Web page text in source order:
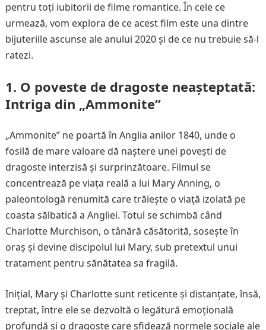
pentru toți iubitorii de filme romantice. În cele ce
urmează, vom explora de ce acest film este una dintre
bijuteriile ascunse ale anului 2020 și de ce nu trebuie să-l
ratezi.
1. O poveste de dragoste neașteptată:
Intriga din „Ammonite”
„Ammonite” ne poartă în Anglia anilor 1840, unde o
fosilă de mare valoare dă naștere unei povești de
dragoste interzisă și surprinzătoare. Filmul se
concentrează pe viața reală a lui Mary Anning, o
paleontologă renumită care trăiește o viață izolată pe
coasta sălbatică a Angliei. Totul se schimbă când
Charlotte Murchison, o tânără căsătorită, sosește în
oraș și devine discipolul lui Mary, sub pretextul unui
tratament pentru sănătatea sa fragilă.
Inițial, Mary și Charlotte sunt reticente și distanțate, însă,
treptat, între ele se dezvoltă o legătură emoțională
profundă și o dragoste care sfidează normele sociale ale